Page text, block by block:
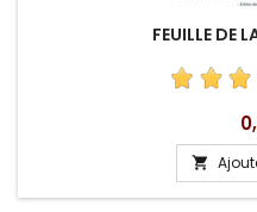
FEUILLE DE
